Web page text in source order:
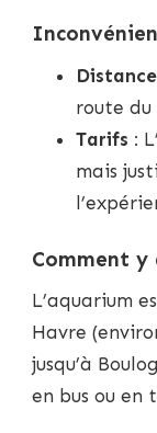
Distance
route du
Tarifs :
mais
Comment y
L’aquarium
Havre
jusqu’à
en bus ou en